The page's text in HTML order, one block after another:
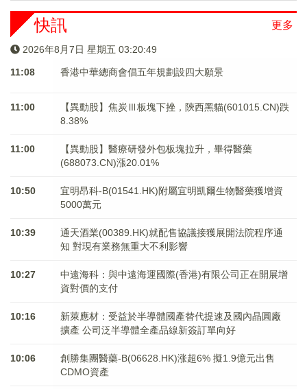
更多
快訊
2026年8月7日 星期五 03:20:49
11:08 香港中華總商會倡五年規劃設四大願景
11:00
【異動股】焦炭Ⅲ板塊下挫，陝西黑貓(601015.CN)跌
8.38%
11:00
【異動股】醫療研發外包板塊拉升，畢得醫藥
(688073.CN)漲20.01%
10:50
宜明昂科-B(01541.HK)附屬宜明凱爾生物醫藥獲增資
5000萬元
10:39
通天酒業(00389.HK)就配售協議接獲展開法院程序通
知 對現有業務無重大不利影響
10:27
中遠海科：與中遠海運國際(香港)有限公司正在開展增
資對價的支付
10:16
新萊應材：受益於半導體國產替代提速及國內晶圓廠
擴產 公司泛半導體全產品線新簽訂單向好
10:06
創勝集團醫藥-B(06628.HK)涨超6% 擬1.9億元出售
CDMO資產